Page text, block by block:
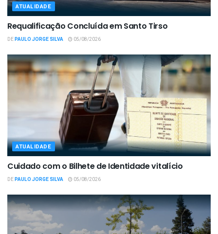
ATUALIDADE
Requalificação Concluída em Santo Tirso
DEPAULO JORGE SILVA 05/08/2026
ATUALIDADE
Cuidado com o Bilhete de Identidade vitalício
DEPAULO JORGE SILVA 05/08/2026